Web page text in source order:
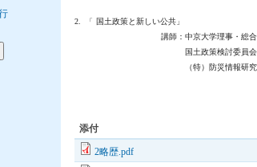
2. 「 国土政策と新しい公共」
講師：中京大学理事・総合政
国土政策検討委員会委
（特）防災情報研究所理
添付
2略歴.pdf